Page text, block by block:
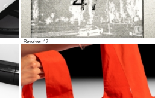
Revolver 47